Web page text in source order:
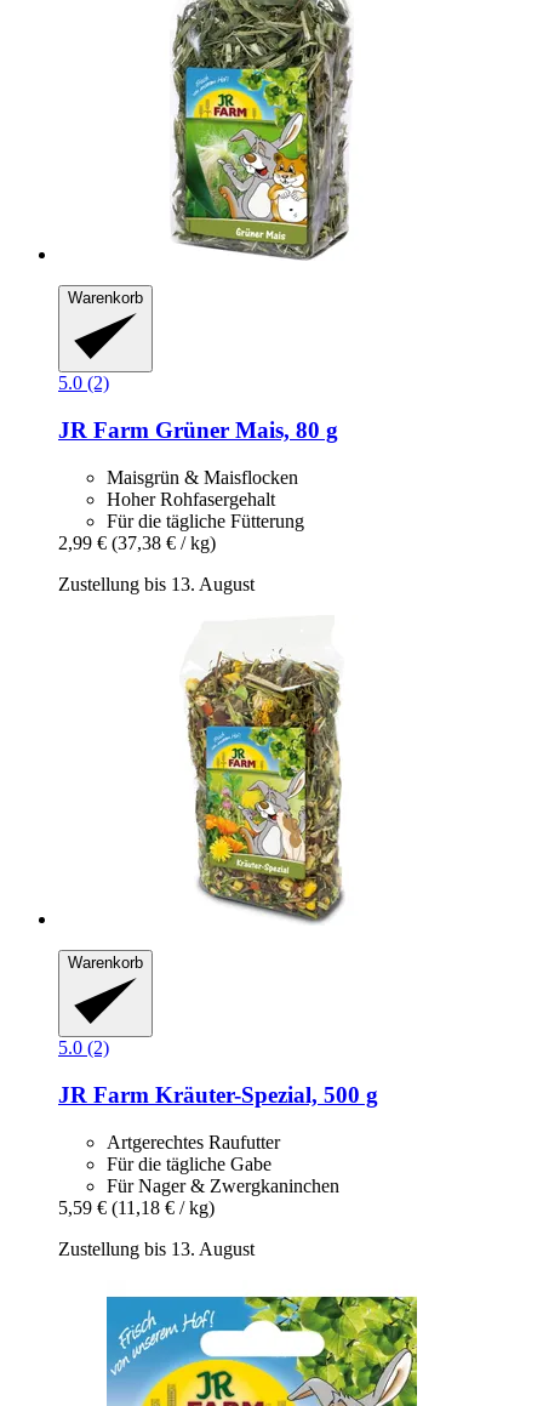
Warenkorb
5.0 (2)
JR Farm Grüner Mais, 80 g
Maisgrün & Maisflocken
Hoher Rohfasergehalt
Für die tägliche Fütterung
2,99 € (37,38 € / kg)
Zustellung bis 13. August
Warenkorb
5.0 (2)
JR Farm Kräuter-​Spezial, 500 g
Artgerechtes Raufutter
Für die tägliche Gabe
Für Nager & Zwergkaninchen
5,59 € (11,18 € / kg)
Zustellung bis 13. August